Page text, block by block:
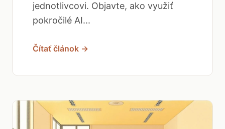
jednotlivcovi. Objavte, ako využiť
pokročilé AI...
Čítať článok →